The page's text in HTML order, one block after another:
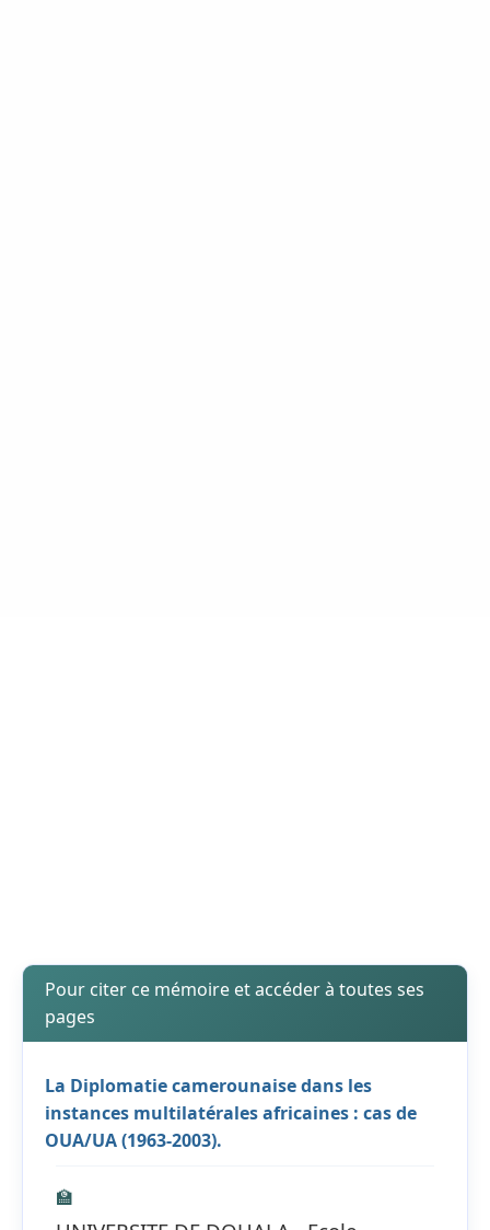
Pour citer ce mémoire et accéder à toutes ses
pages
La Diplomatie camerounaise dans les
instances multilatérales africaines : cas de
OUA/UA (1963-2003).
🏫